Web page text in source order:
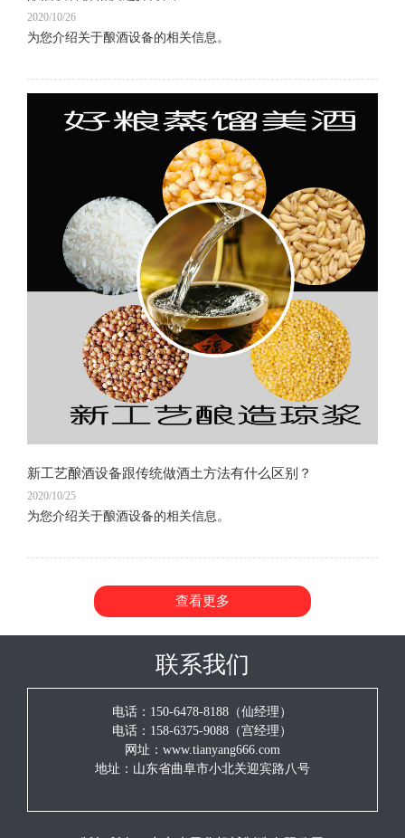
2020/10/26
为您介绍关于酿酒设备的相关信息。
新工艺酿酒设备跟传统做酒土方法有什么区别？
2020/10/25
为您介绍关于酿酒设备的相关信息。
查看更多
联系我们
电话：150-6478-8188（仙经理）
电话：158-6375-9088（宫经理）
网址：www.tianyang666.com
地址：山东省曲阜市小北关迎宾路八号